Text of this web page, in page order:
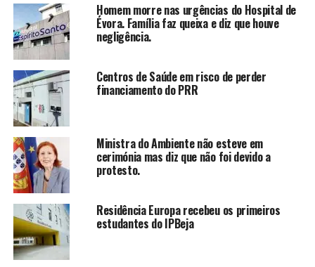
Homem morre nas urgências do Hospital de
Évora. Família faz queixa e diz que houve
negligência.
Centros de Saúde em risco de perder
financiamento do PRR
Ministra do Ambiente não esteve em
cerimónia mas diz que não foi devido a
protesto.
Residência Europa recebeu os primeiros
estudantes do IPBeja